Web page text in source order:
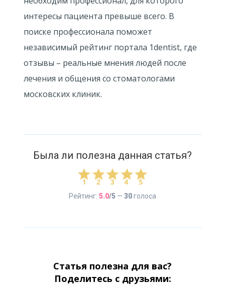
интересы пациента превыше всего. В
поиске профессионала поможет
независимый рейтинг портала 1dentist, где
отзывы – реальные мнения людей после
лечения и общения со стоматологами
московских клиник.
Была ли полезна данная статья?
Рейтинг: 5.0/5 — 30голоса
Статья полезна для вас?
Поделитесь с друзьями: